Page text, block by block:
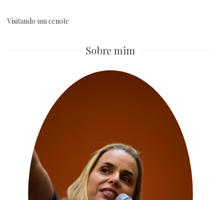
Visitando um cenote
Sobre mim